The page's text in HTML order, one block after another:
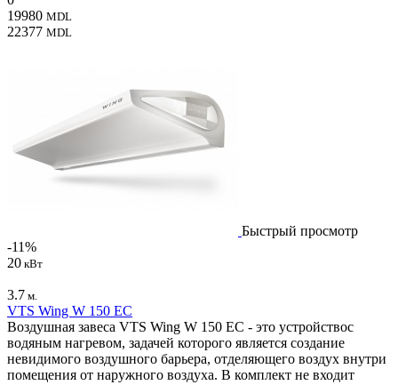
19980 MDL
22377 MDL
Быстрый просмотр
-11%
20 кВт
3.7 м.
VTS Wing W 150 EC
Воздушная завеса VTS Wing W 150 EC - это устройствос
водяным нагревом, задачей которого является создание
невидимого воздушного барьера, отделяющего воздух внутри
помещения от наружного воздуха. В комплект не входит